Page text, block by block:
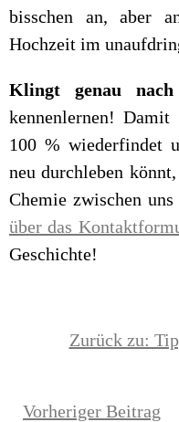
bisschen an, aber
Hochzeit im
Klingt genau nach
kennenlernen!
100 % wiederfindet
neu durchleben
Chemie zwischen
über das
Geschichte!
Zurück zu:
Vorheriger Beitrag